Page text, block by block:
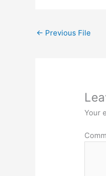
← Previous File
Your